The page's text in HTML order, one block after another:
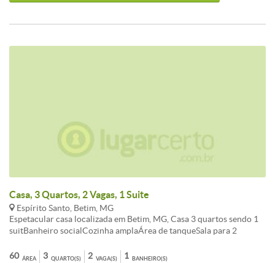
Casa, 3 Quartos, 2 Vagas, 1 Suite
Espírito Santo, Betim, MG
Espetacular casa localizada em Betim, MG, Casa 3 quartos sendo 1
suitBanheiro socialCozinha amplaÁrea de tanqueSala para 2
ao shopping monte Carmo e o centro de Betim valor 500milaceita
ÁREA
60 QUARTO(S)
3 VAGA(S)
2 BANHEIRO(S)
1